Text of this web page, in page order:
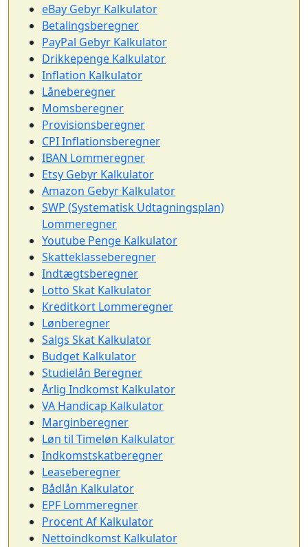
eBay Gebyr Kalkulator
Betalingsberegner
PayPal Gebyr Kalkulator
Drikkepenge Kalkulator
Inflation Kalkulator
Låneberegner
Momsberegner
Provisionsberegner
CPI Inflationsberegner
IBAN Lommeregner
Etsy Gebyr Kalkulator
Amazon Gebyr Kalkulator
SWP (Systematisk Udtagningsplan)
Lommeregner
Youtube Penge Kalkulator
Skatteklasseberegner
Indtægtsberegner
Lotto Skat Kalkulator
Kreditkort Lommeregner
Lønberegner
Salgs Skat Kalkulator
Budget Kalkulator
Studielån Beregner
Årlig Indkomst Kalkulator
VA Handicap Kalkulator
Marginberegner
Løn til Timeløn Kalkulator
Indkomstskatberegner
Leaseberegner
Bådlån Kalkulator
EPF Lommeregner
Procent Af Kalkulator
Nettoindkomst Kalkulator